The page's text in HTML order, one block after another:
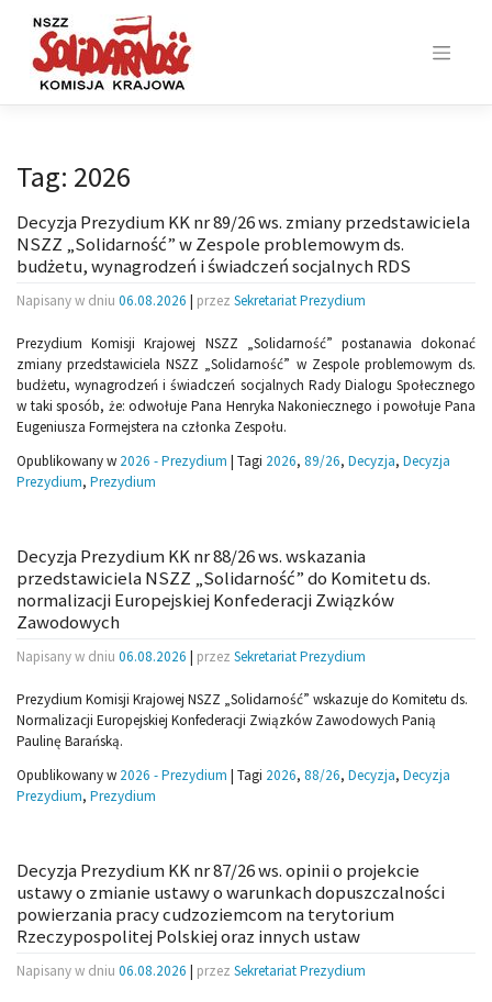
content
Tag: 2026
Decyzja Prezydium KK nr 89/26 ws. zmiany przedstawiciela
NSZZ „Solidarność” w Zespole problemowym ds.
budżetu, wynagrodzeń i świadczeń socjalnych RDS
Napisany w dniu 06.08.2026 | przez Sekretariat Prezydium
Prezydium Komisji Krajowej NSZZ „Solidarność” postanawia dokonać
zmiany przedstawiciela NSZZ „Solidarność” w Zespole problemowym ds.
budżetu, wynagrodzeń i świadczeń socjalnych Rady Dialogu Społecznego
w taki sposób, że: odwołuje Pana Henryka Nakoniecznego i powołuje Pana
Eugeniusza Formejstera na członka Zespołu.
Opublikowany w 2026 - Prezydium | Tagi 2026, 89/26, Decyzja, Decyzja
Prezydium, Prezydium
Decyzja Prezydium KK nr 88/26 ws. wskazania
przedstawiciela NSZZ „Solidarność” do Komitetu ds.
normalizacji Europejskiej Konfederacji Związków
Zawodowych
Napisany w dniu 06.08.2026 | przez Sekretariat Prezydium
Prezydium Komisji Krajowej NSZZ „Solidarność” wskazuje do Komitetu ds.
Normalizacji Europejskiej Konfederacji Związków Zawodowych Panią
Paulinę Barańską.
Opublikowany w 2026 - Prezydium | Tagi 2026, 88/26, Decyzja, Decyzja
Prezydium, Prezydium
Decyzja Prezydium KK nr 87/26 ws. opinii o projekcie
ustawy o zmianie ustawy o warunkach dopuszczalności
powierzania pracy cudzoziemcom na terytorium
Rzeczypospolitej Polskiej oraz innych ustaw
Napisany w dniu 06.08.2026 | przez Sekretariat Prezydium